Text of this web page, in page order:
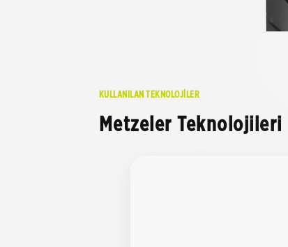
KULLANILAN TEKNOLOJİLER
Metzeler Teknolojileri